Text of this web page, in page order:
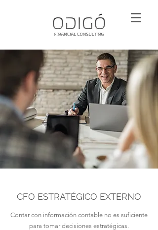
CFO ESTRATÉGICO EXTERNO
Contar con información contable no es suficiente
para tomar decisiones estratégicas.